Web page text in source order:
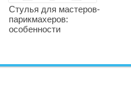
Стулья для мастеров-
парикмахеров:
особенности